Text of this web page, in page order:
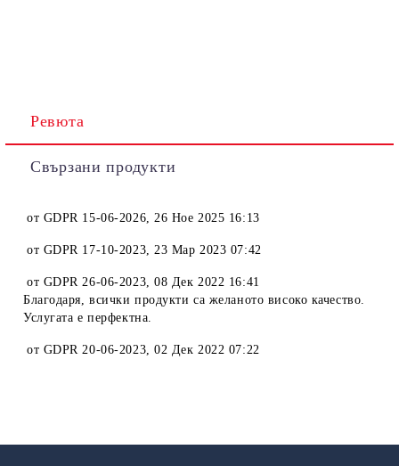
Ревюта
Свързани продукти
от GDPR 15-06-2026,26 Ное 2025 16:13
от GDPR 17-10-2023,23 Мар 2023 07:42
от GDPR 26-06-2023,08 Дек 2022 16:41
Благодаря, всички продукти са желаното високо качество.
Услугата е перфектна.
от GDPR 20-06-2023,02 Дек 2022 07:22